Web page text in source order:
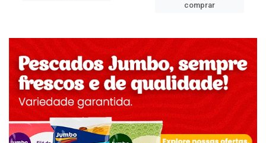
comprar